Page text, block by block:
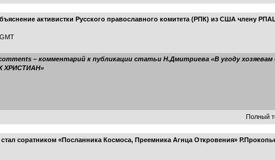
активистки Русского православного комитета (РПК) из США члену
– комментарий к публикации статьи Н.Дмитриева «В угоду
ХРИСТИАН»
Полный
соратником «Посланника Космоса, Преемника Агнца Откровения»